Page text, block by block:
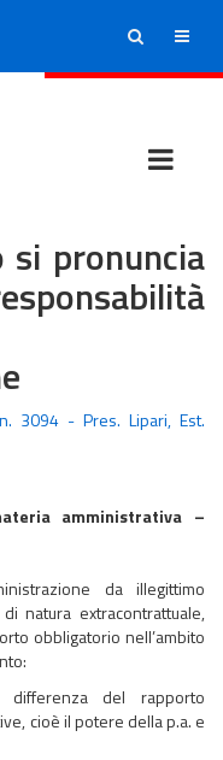
ricerca menu
si pronuncia
3094 - Pres. Lipari, Est.
amministrativa –
da illegittimo
natura extracontrattuale,
obbligatorio nell’ambito
differenza del rapporto
cioè il potere della p.a. e